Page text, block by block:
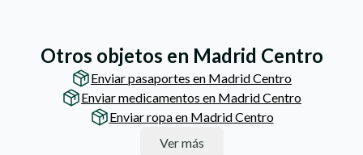
Otros objetos en Madrid Centro
Enviar pasaportes en Madrid Centro
Enviar medicamentos en Madrid Centro
Enviar ropa en Madrid Centro
Ver más